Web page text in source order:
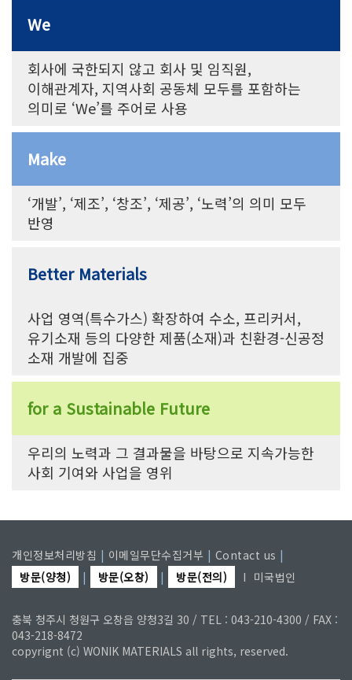
We
회사에 국한되지 않고 회사 및 임직원,
이해관계자, 지역사회 공동체 모두를 포함하는
의미로 ‘We’를 주어로 사용
Make
‘개발’, ‘제조’, ‘창조’, ‘제공’, ‘노력’의 의미 모두
반영
Better Materials
사업 영역(특수가스) 확장하여 수소, 프리커서,
유기소재 등의 다양한 제품(소재)과 친환경-신공정
소재 개발에 집중
for a Sustainable Future
우리의 노력과 그 결과물을 바탕으로 지속가능한
사회 기여와 사업을 영위
개인정보처리방침 | 이메일무단수집거부 | Contact us |
방문(양청)
| 방문(오창) | 방문(전의) I 미국법인
충북 청주시 청원구 오창읍 양청3길 30 / TEL : 043-210-4300 / FAX :
043-218-8472
copyrignt (c) WONIK MATERIALS all rights, reserved.